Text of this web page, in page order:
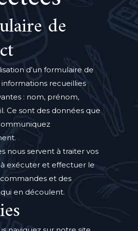
de
d’un formulaire de
recueillies
: nom, prénom,
Ce sont des données que
nous servent à traiter vos
exécuter et effectuer le
et des
en découlent.